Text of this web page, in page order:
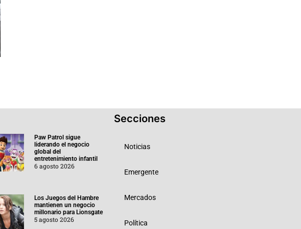
Paw Patrol sigue
liderando el negocio
global del
entretenimiento infantil
6 agosto 2026
Los Juegos del Hambre
mantienen un negocio
millonario para Lionsgate
5 agosto 2026
Secciones
Noticias
Emergente
Mercados
Política